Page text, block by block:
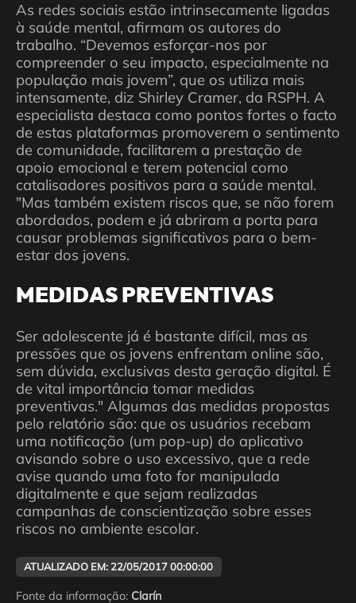
As redes sociais estão intrinsecamente ligadas
à saúde mental, afirmam os autores do
trabalho. “Devemos esforçar-nos por
compreender o seu impacto, especialmente na
população mais jovem”, que os utiliza mais
intensamente, diz Shirley Cramer, da RSPH. A
especialista destaca como pontos fortes o facto
de estas plataformas promoverem o sentimento
de comunidade, facilitarem a prestação de
apoio emocional e terem potencial como
catalisadores positivos para a saúde mental.
"Mas também existem riscos que, se não forem
abordados, podem e já abriram a porta para
causar problemas significativos para o bem-
estar dos jovens.
MEDIDAS PREVENTIVAS
Ser adolescente já é bastante difícil, mas as
pressões que os jovens enfrentam online são,
sem dúvida, exclusivas desta geração digital. É
de vital importância tomar medidas
preventivas." Algumas das medidas propostas
pelo relatório são: que os usuários recebam
uma notificação (um pop-up) do aplicativo
avisando sobre o uso excessivo, que a rede
avise quando uma foto for manipulada
digitalmente e que sejam realizadas
campanhas de conscientização sobre esses
riscos no ambiente escolar.
ATUALIZADO EM: 22/05/2017 00:00:00
Fonte da informação: Clarín